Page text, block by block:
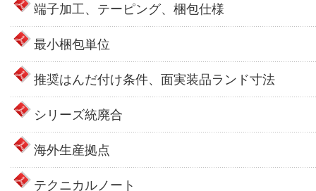
端子加工、テーピング、梱包仕様
最小梱包単位
推奨はんだ付け条件、面実装品ランド寸法
シリーズ統廃合
海外生産拠点
テクニカルノート